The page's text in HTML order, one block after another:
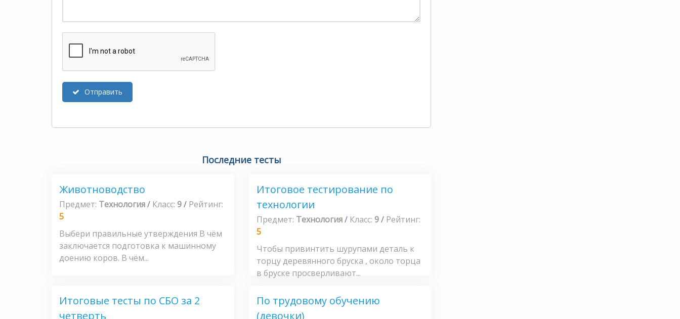
Отправить
Последние тесты
Животноводство
Предмет: Технология/ Класс: 9/ Рейтинг:
5
Выбери правильные утверждения В чём
заключается подготовка к машинному
доению коров. В чём...
Итоговое тестирование по
технологии
Предмет: Технология/ Класс: 9/ Рейтинг:
5
Чтобы привинтить шурупами деталь к
торцу деревянного бруска , около торца
в бруске просверливают...
Итоговые тесты по СБО за 2
четверть
По трудовому обучению
(девочки)